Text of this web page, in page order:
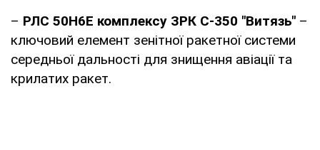
– РЛС 50Н6Е комплексу ЗРК С-350 "Витязь" –
ключовий елемент зенітної ракетної системи
середньої дальності для знищення авіації та
крилатих ракет.